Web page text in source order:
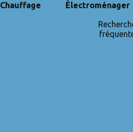
Chauffage Électroménager